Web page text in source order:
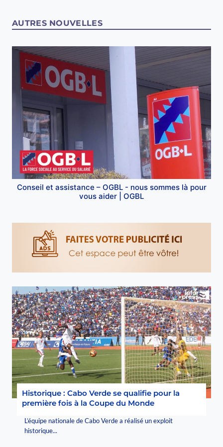
AUTRES NOUVELLES
Conseil et assistance – OGBL - nous sommes là pour
vous aider | OGBL
Historique : Cabo Verde se qualifie pour la
première fois à la Coupe du Monde
L’équipe nationale de Cabo Verde a réalisé un exploit
historique...